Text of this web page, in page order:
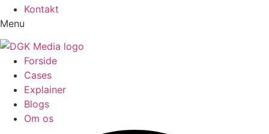
Kontakt
Menu
Forside
Cases
Explainer
Blogs
Om os